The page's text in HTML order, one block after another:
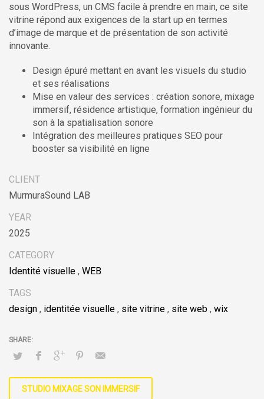
sous WordPress, un CMS facile à prendre en main, ce site
vitrine répond aux exigences de la start up en termes
d’image de marque et de présentation de son activité
innovante.
Design épuré mettant en avant les visuels du studio
et ses réalisations
Mise en valeur des services : création sonore, mixage
immersif, résidence artistique, formation ingénieur du
son à la spatialisation sonore
Intégration des meilleures pratiques SEO pour
booster sa visibilité en ligne
CLIENT
MurmuraSound LAB
YEAR
2025
CATEGORY
Identité visuelle , WEB
TAGS
design , identitée visuelle , site vitrine , site web , wix
STUDIO MIXAGE SON IMMERSIF